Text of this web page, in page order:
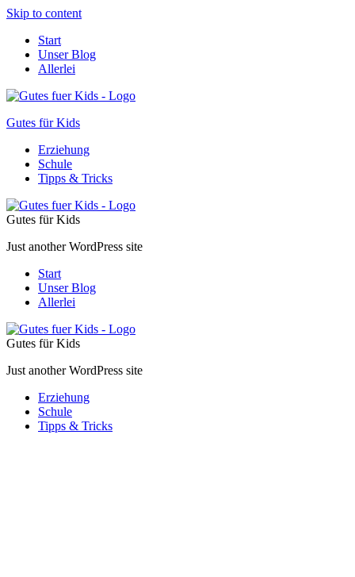
Skip to content
Start
Unser Blog
Allerlei
Gutes für Kids
Erziehung
Schule
Tipps & Tricks
Gutes für Kids
Just another WordPress site
Start
Unser Blog
Allerlei
Gutes für Kids
Just another WordPress site
Erziehung
Schule
Tipps & Tricks